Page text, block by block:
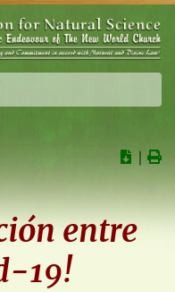
∣
entre
19!